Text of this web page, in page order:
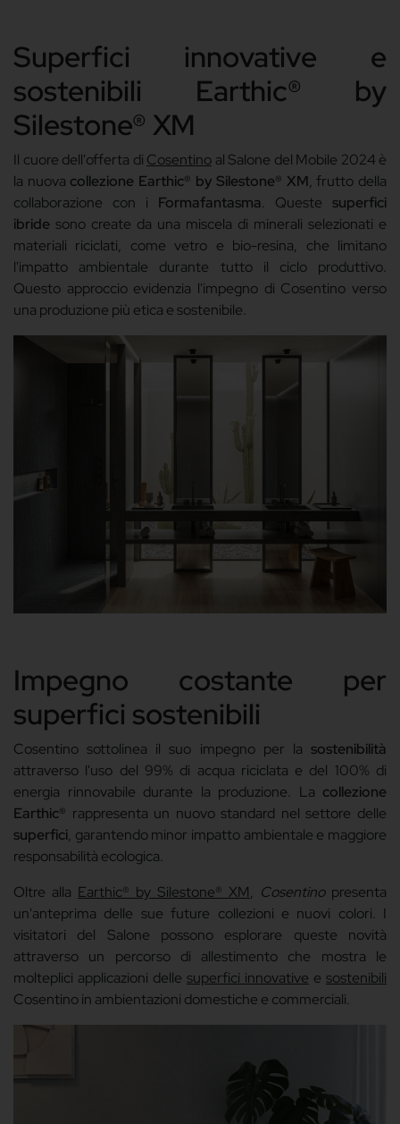
Superfici innovative e
sostenibili Earthic® by
Silestone® XM
Il cuore dell'offerta di Cosentino al Salone del Mobile 2024 è
la nuova collezione Earthic® by Silestone® XM, frutto della
collaborazione con i Formafantasma. Queste superfici
ibride sono create da una miscela di minerali selezionati e
materiali riciclati, come vetro e bio-resina, che limitano
l'impatto ambientale durante tutto il ciclo produttivo.
Questo approccio evidenzia l'impegno di Cosentino verso
una produzione più etica e sostenibile.
Impegno costante per
superfici sostenibili
Cosentino sottolinea il suo impegno per la sostenibilità
attraverso l'uso del 99% di acqua riciclata e del 100% di
energia rinnovabile durante la produzione. La collezione
Earthic® rappresenta un nuovo standard nel settore delle
superfici, garantendo minor impatto ambientale e maggiore
responsabilità ecologica.
Oltre alla Earthic® by Silestone® XM, Cosentinopresenta
un'anteprima delle sue future collezioni e nuovi colori. I
visitatori del Salone possono esplorare queste novità
attraverso un percorso di allestimento che mostra le
molteplici applicazioni delle superfici innovative e sostenibili
Cosentino in ambientazioni domestiche e commerciali.